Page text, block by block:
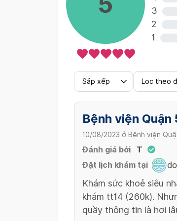
3
2
1
Sắp xếp Lọc theo
Bệnh viện Quận
10/08/2023 ở Bệnh viện
Đánh giá bởi
T
Đặt lịch khám tại
Khám sức khoẻ siêu
khám tt14 (260k).
quầy thông tin là hơi